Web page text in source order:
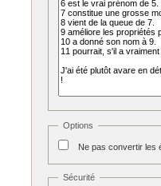
Options
Ne pas convertir les
Sécurité